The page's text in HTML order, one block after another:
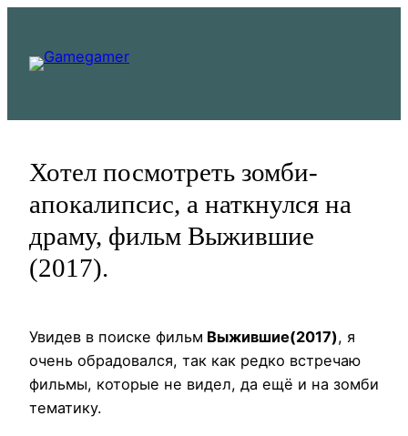
содержимому
Хотел посмотреть зомби-
апокалипсис, а наткнулся на
драму, фильм Выжившие
(2017).
Увидев в поиске фильм Выжившие(2017), я
очень обрадовался, так как редко встречаю
фильмы, которые не видел, да ещё и на зомби
тематику.